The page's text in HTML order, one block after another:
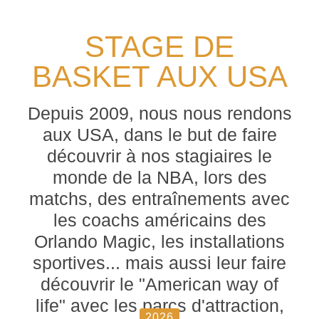
STAGE DE
BASKET AUX USA
Depuis 2009, nous nous rendons
aux USA, dans le but de faire
découvrir à nos stagiaires le
monde de la NBA, lors des
matchs, des entraînements avec
les coachs américains des
Orlando Magic, les installations
sportives... mais aussi leur faire
découvrir le "American way of
life" avec les parcs d'attraction,